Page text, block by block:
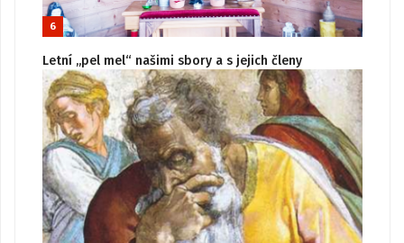
6
Letní „pel mel“ našimi sbory a s jejich členy